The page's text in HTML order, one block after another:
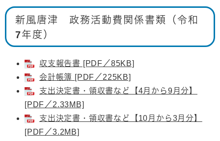
新風唐津 政務活動費関係書類（令和
7年度）
収支報告書 [PDF／85KB]
会計帳簿 [PDF／225KB]
支出決定書・領収書など【4月から9月分】
[PDF／2.33MB]
​支出決定書・領収書など【10月から3月分】
[PDF／3.2MB]